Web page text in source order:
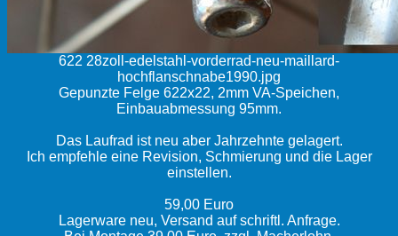
622 28zoll-edelstahl-vorderrad-neu-maillard-
hochflanschnabe1990.jpg
Gepunzte Felge 622x22, 2mm VA-Speichen,
Einbauabmessung 95mm.
Das Laufrad ist neu aber Jahrzehnte gelagert.
Ich empfehle eine Revision, Schmierung und die Lager
einstellen.
59,00 Euro
Lagerware neu, Versand auf schriftl. Anfrage.